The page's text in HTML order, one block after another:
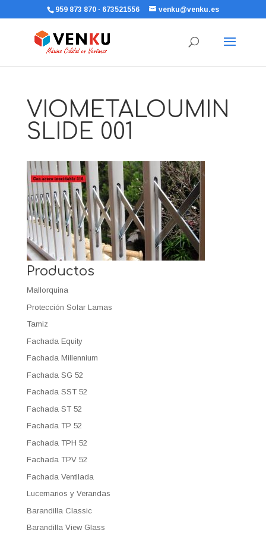
959 873 870 · 673521556 venku@venku.es
VIOMETALOUMIN
SLIDE 001
Productos
Mallorquina
Protección Solar Lamas
Tamiz
Fachada Equity
Fachada Millennium
Fachada SG 52
Fachada SST 52
Fachada ST 52
Fachada TP 52
Fachada TPH 52
Fachada TPV 52
Fachada Ventilada
Lucernarios y Verandas
Barandilla Classic
Barandilla View Glass